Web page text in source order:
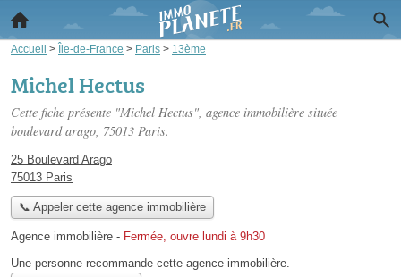
Accueil > Île-de-France > Paris > 13ème
Michel Hectus
Cette fiche présente "Michel Hectus", agence immobilière située
boulevard arago, 75013 Paris.
25 Boulevard Arago
75013 Paris
📞 Appeler cette agence immobilière
Agence immobilière - Fermée, ouvre lundi à 9h30
Une personne recommande cette agence immobilière.